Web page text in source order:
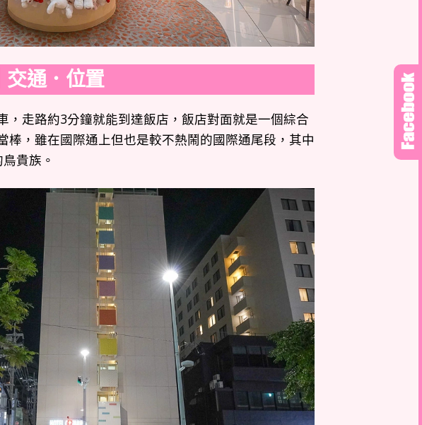
交通．位置
，走路約3分鐘就能到達飯店，飯店對面就是一個綜合
棒，雖在國際通上但也是較不熱鬧的國際通尾段，其中
貴族。